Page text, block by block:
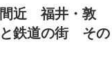
近 福井・敦
鉄道の街 その